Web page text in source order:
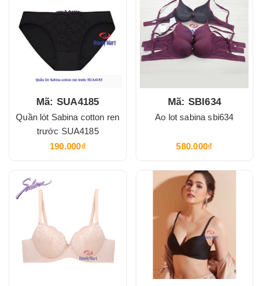
Mã: SUA4185
Quần lót Sabina cotton ren
trước SUA4185
190.000₫
Mã: SBI634
Ao lot sabina sbi634
580.000₫